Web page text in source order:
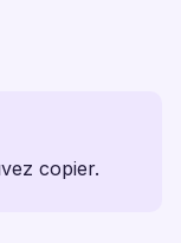
copier.